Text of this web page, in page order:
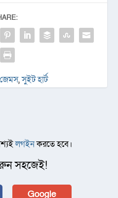
জেমস,সুইট হার্ট
লগইনকরতে হবে।
সহজেই!
Google